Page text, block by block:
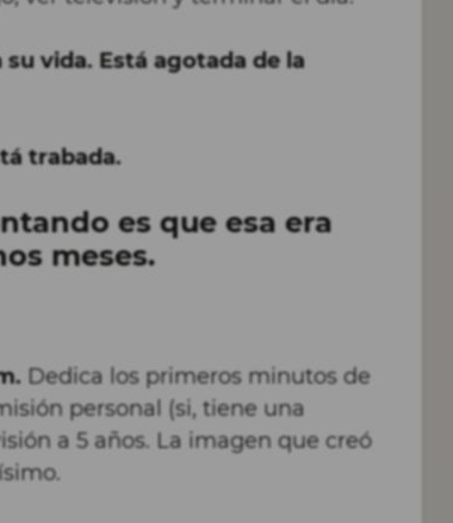
vida. Está agotada de la
trabada.
es que esa era
meses.
Dedica los primeros minutos de
personal (si, tiene una
a 5 años. La imagen que creó